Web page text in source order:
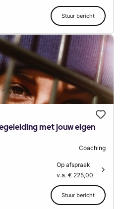
Stuur bericht
met jouw eigen
Coaching
Op afspraak
v.a. € 225,00
Stuur bericht